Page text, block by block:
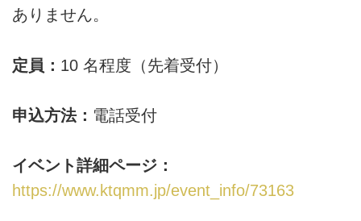
ありません。
定員： 10 名程度（先着受付）
申込方法： 電話受付
イベント詳細ページ：
https://www.ktqmm.jp/event_info/73163